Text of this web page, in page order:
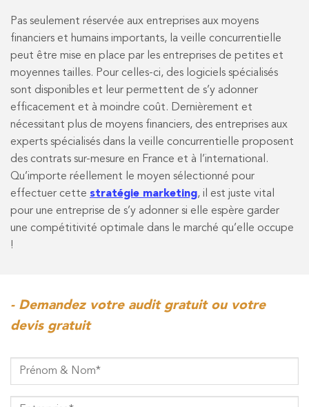
Pas seulement réservée aux entreprises aux moyens
financiers et humains importants, la veille concurrentielle
peut être mise en place par les entreprises de petites et
moyennes tailles. Pour celles-ci, des logiciels spécialisés
sont disponibles et leur permettent de s’y adonner
efficacement et à moindre coût. Dernièrement et
nécessitant plus de moyens financiers, des entreprises aux
experts spécialisés dans la veille concurrentielle proposent
des contrats sur-mesure en France et à l’international.
Qu’importe réellement le moyen sélectionné pour
effectuer cette stratégie marketing, il est juste vital
pour une entreprise de s’y adonner si elle espère garder
une compétitivité optimale dans le marché qu’elle occupe
!
- Demandez votre audit gratuit ou votre
devis gratuit